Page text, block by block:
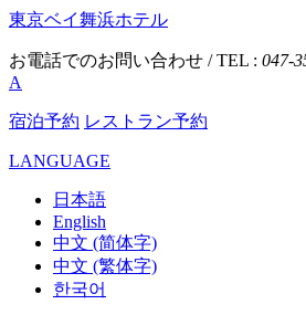
東京ベイ舞浜ホテル
お電話でのお問い合わせ / TEL : 047-
A
宿泊予約 レストラン予約
LANGUAGE
日本語
English
中文 (简体字)
中文 (繁体字)
한국어